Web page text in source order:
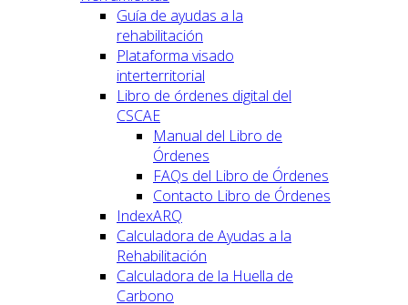
Guía de ayudas a la
rehabilitación
Plataforma visado
interterritorial
Libro de órdenes digital del
CSCAE
Manual del Libro de
Órdenes
FAQs del Libro de Órdenes
Contacto Libro de Órdenes
IndexARQ
Calculadora de Ayudas a la
Rehabilitación
Calculadora de la Huella de
Carbono